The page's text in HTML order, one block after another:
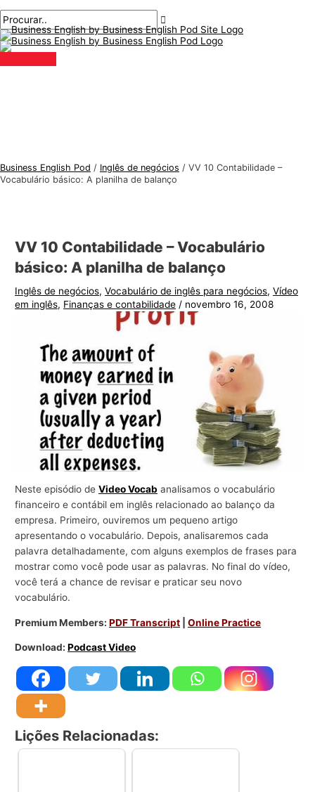
para
o
conteúdo
principal
Business English Pod / Inglês de negócios / VV 10 Contabilidade –
Vocabulário básico: A planilha de balanço
VV 10 Contabilidade – Vocabulário
básico: A planilha de balanço
Inglês de negócios,Vocabulário de inglês para negócios,Vídeo
em inglês, Finanças e contabilidade / novembro 16, 2008
Neste episódio deVideo Vocab analisamos o vocabulário
financeiro e contábil em inglês relacionado ao balanço da
empresa. Primeiro, ouviremos um pequeno artigo
apresentando o vocabulário. Depois, analisaremos cada
palavra detalhadamente, com alguns exemplos de frases para
mostrar como você pode usar as palavras. No final do vídeo,
você terá a chance de revisar e praticar seu novo
vocabulário.
Premium Members:PDF Transcript |Online Practice
Download:Podcast Video
Lições Relacionadas:
navegação
T
ó
p
i
i
ê
s
p
a
s
P
r
o
c